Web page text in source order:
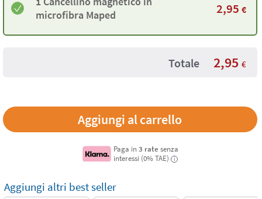
microfibra Maped
2,95 €
Totale 2,95 €
Paga in 3 rate senza
interessi (0% TAE)
i
Aggiungi altri best seller